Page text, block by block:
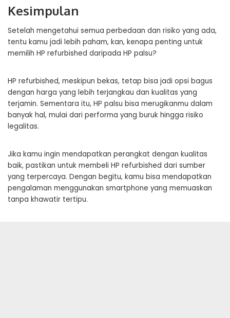
Kesimpulan
Setelah mengetahui semua perbedaan dan risiko yang ada,
tentu kamu jadi lebih paham, kan, kenapa penting untuk
memilih HP refurbished daripada HP palsu?
HP refurbished, meskipun bekas, tetap bisa jadi opsi bagus
dengan harga yang lebih terjangkau dan kualitas yang
terjamin. Sementara itu, HP palsu bisa merugikanmu dalam
banyak hal, mulai dari performa yang buruk hingga risiko
legalitas.
Jika kamu ingin mendapatkan perangkat dengan kualitas
baik, pastikan untuk membeli HP refurbished dari sumber
yang terpercaya. Dengan begitu, kamu bisa mendapatkan
pengalaman menggunakan smartphone yang memuaskan
tanpa khawatir tertipu.